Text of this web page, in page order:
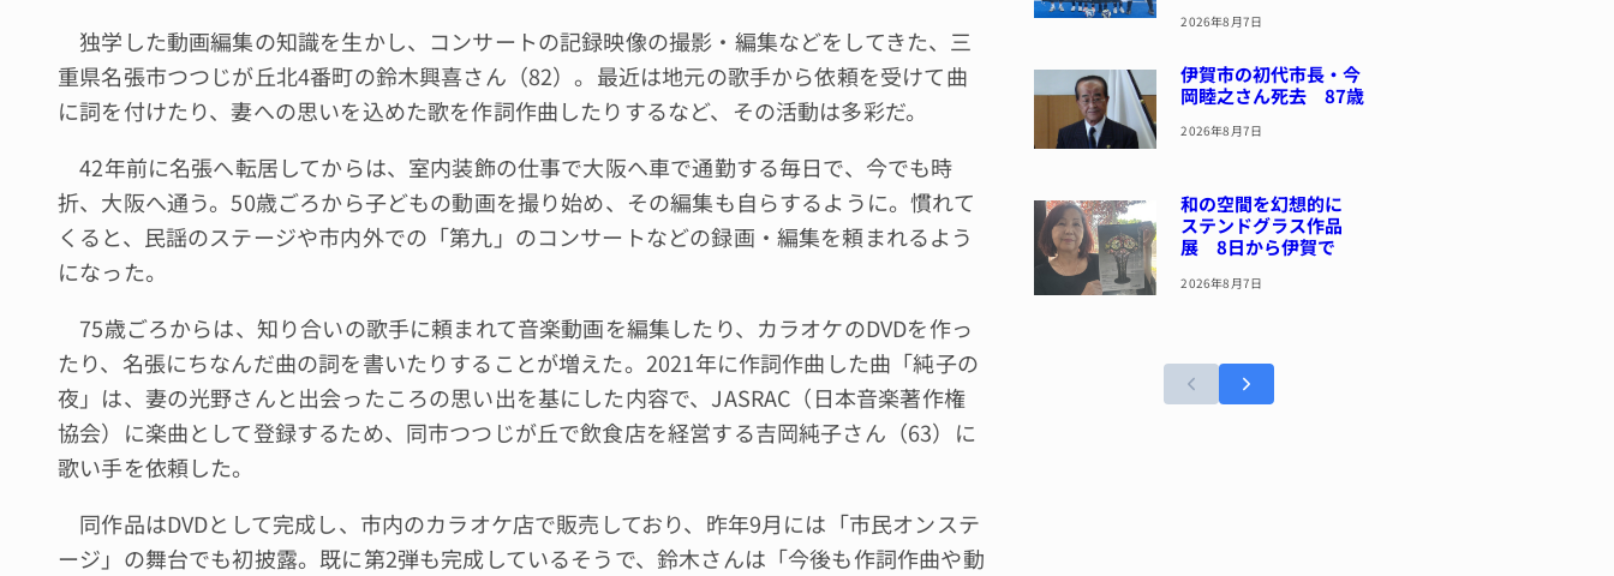
独学した動画編集の知識を生かし、コンサートの記録映像の撮影・編集などをしてきた、三
重県名張市つつじが丘北4番町の鈴木興喜さん（82）。最近は地元の歌手から依頼を受けて曲
に詞を付けたり、妻への思いを込めた歌を作詞作曲したりするなど、その活動は多彩だ。
42年前に名張へ転居してからは、室内装飾の仕事で大阪へ車で通勤する毎日で、今でも時
折、大阪へ通う。50歳ごろから子どもの動画を撮り始め、その編集も自らするように。慣れて
くると、民謡のステージや市内外での「第九」のコンサートなどの録画・編集を頼まれるよう
になった。
75歳ごろからは、知り合いの歌手に頼まれて音楽動画を編集したり、カラオケのDVDを作っ
たり、名張にちなんだ曲の詞を書いたりすることが増えた。2021年に作詞作曲した曲「純子の
夜」は、妻の光野さんと出会ったころの思い出を基にした内容で、JASRAC（日本音楽著作権
協会）に楽曲として登録するため、同市つつじが丘で飲食店を経営する吉岡純子さん（63）に
歌い手を依頼した。
同作品はDVDとして完成し、市内のカラオケ店で販売しており、昨年9月には「市民オンステ
ージ」の舞台でも初披露。既に第2弾も完成しているそうで、鈴木さんは「今後も作詞作曲や動
2026年8月7日
伊賀市の初代市長・今
岡睦之さん死去 87歳
2026年8月7日
和の空間を幻想的に
ステンドグラス作品
展 8日から伊賀で
2026年8月7日